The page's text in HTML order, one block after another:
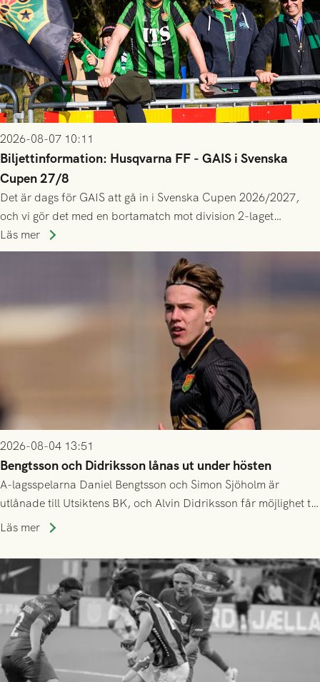
2026-08-07 10:11
Biljettinformation: Husqvarna FF - GAIS i Svenska
Cupen 27/8
Det är dags för GAIS att gå in i Svenska Cupen 2026/2027,
och vi gör det med en bortamatch mot division 2-laget
Husqvarna FF. Häng med och stötta grönsvart på plats!
Läs mer
2026-08-04 13:51
Bengtsson och Didriksson lånas ut under hösten
A-lagsspelarna Daniel Bengtsson och Simon Sjöholm är
utlånade till Utsiktens BK, och Alvin Didriksson får möjlighet till
speltid i Hestrafors genom föreningssamarbete.
Läs mer